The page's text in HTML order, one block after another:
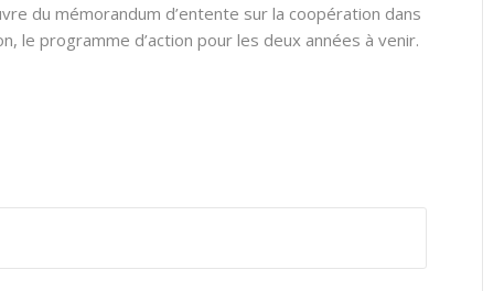
du mémorandum d’entente sur la coopération dans
le programme d’action pour les deux années à venir.